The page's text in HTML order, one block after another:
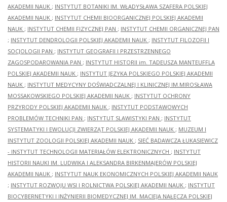
AKADEMII NAUK ; INSTYTUT BOTANIKI IM. WŁADYSŁAWA SZAFERA POLSKIEJ
AKADEMII NAUK ; INSTYTUT CHEMII BIOORGANICZNEJ POLSKIEJ AKADEMII
NAUK ; INSTYTUT CHEMII FIZYCZNEJ PAN ; INSTYTUT CHEMII ORGANICZNEJ PAN
; INSTYTUT DENDROLOGII POLSKIEJ AKADEMII NAUK ; INSTYTUT FILOZOFII I
SOCJOLOGII PAN ; INSTYTUT GEOGRAFII I PRZESTRZENNEGO
ZAGOSPODAROWANIA PAN ; INSTYTUT HISTORII im. TADEUSZA MANTEUFFLA
POLSKIEJ AKADEMII NAUK ; INSTYTUT JĘZYKA POLSKIEGO POLSKIEJ AKADEMII
NAUK ; INSTYTUT MEDYCYNY DOŚWIADCZALNEJ I KLINICZNEJ IM.MIROSŁAWA
MOSSAKOWSKIEGO POLSKIEJ AKADEMII NAUK ; INSTYTUT OCHRONY
PRZYRODY POLSKIEJ AKADEMII NAUK ; INSTYTUT PODSTAWOWYCH
PROBLEMÓW TECHNIKI PAN ; INSTYTUT SLAWISTYKI PAN ; INSTYTUT
SYSTEMATYKI I EWOLUCJI ZWIERZĄT POLSKIEJ AKADEMII NAUK ; MUZEUM I
INSTYTUT ZOOLOGII POLSKIEJ AKADEMII NAUK ; SIEĆ BADAWCZA ŁUKASIEWICZ
- INSTYTUT TECHNOLOGII MATERIAŁÓW ELEKTRONICZNYCH ; INSTYTUT
HISTORII NAUKI IM. LUDWIKA I ALEKSANDRA BIRKENMAJERÓW POLSKIEJ
AKADEMII NAUK ; INSTYTUT NAUK EKONOMICZNYCH POLSKIEJ AKADEMII NAUK
; INSTYTUT ROZWOJU WSI I ROLNICTWA POLSKIEJ AKADEMII NAUK ; INSTYTUT
BIOCYBERNETYKI I INŻYNIERII BIOMEDYCZNEJ IM. MACIEJA NAŁĘCZA POLSKIEJ